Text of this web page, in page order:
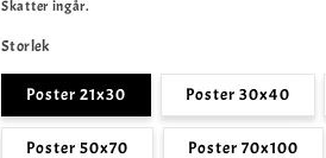
Skatter ingår.
Storlek
Poster 21x30 Poster 30x40
Poster 50x70 Poster 70x100